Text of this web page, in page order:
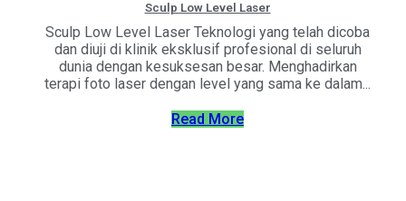
Sculp Low Level Laser
Sculp Low Level Laser Teknologi yang telah dicoba
dan diuji di klinik eksklusif profesional di seluruh
dunia dengan kesuksesan besar. Menghadirkan
terapi foto laser dengan level yang sama ke dalam...
Read More